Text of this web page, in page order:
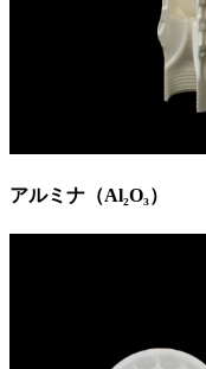
アルミナ（Al₂O₃）